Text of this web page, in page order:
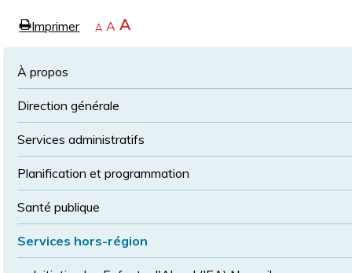
eImprimerpageRétrécir
A Revenir
à
police
A Agrandir
la
A
À propos
Direction générale
Services administratifs
Planification et programmation
Santé publique
Services hors-région